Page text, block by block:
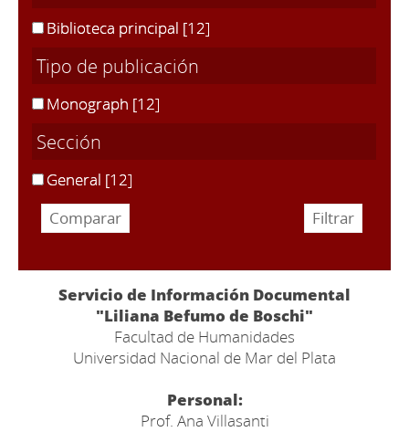
Biblioteca principal [12]
Tipo de publicación
Monograph [12]
Sección
General [12]
Servicio de Información Documental
"Liliana Befumo de Boschi"
Facultad de Humanidades
Universidad Nacional de Mar del Plata
Personal:
Prof. Ana Villasanti